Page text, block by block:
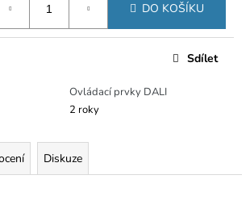
DO KOŠÍKU
Ovládací prvky DALI
2 roky
Sdílet
Diskuze